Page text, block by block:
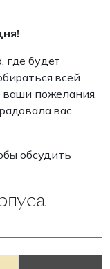
где будет
всей
пожелания,
вас
обсудить